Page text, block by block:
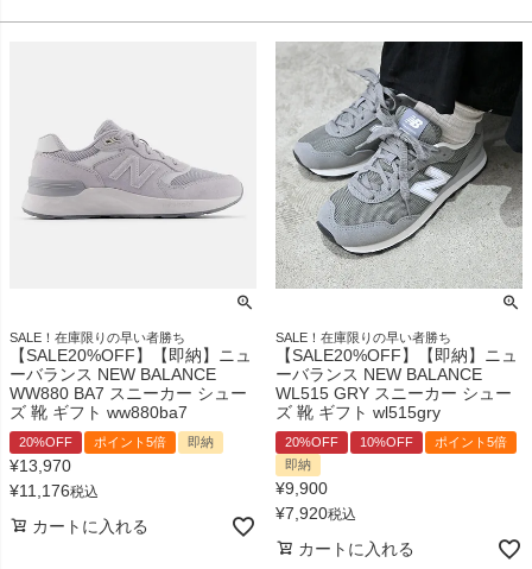
SALE！在庫限りの早い者勝ち
【SALE20%OFF】【即納】ニュ
ーバランス NEW BALANCE
WW880 BA7 スニーカー シュー
ズ 靴 ギフト ww880ba7
20%OFF ポイント5倍 即納
¥13,970
¥11,176税込
カートに入れる
SALE！在庫限りの早い者勝ち
【SALE20%OFF】【即納】ニュ
ーバランス NEW BALANCE
WL515 GRY スニーカー シュー
ズ 靴 ギフト wl515gry
20%OFF 10%OFF
ポイント5倍
即納
¥9,900
¥7,920税込
カートに入れる